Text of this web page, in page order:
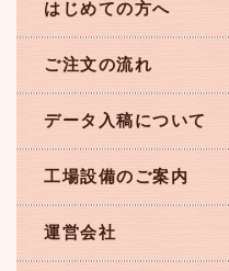
はじめての方へ
ご注文の流れ
データ入稿について
工場設備のご案内
運営会社